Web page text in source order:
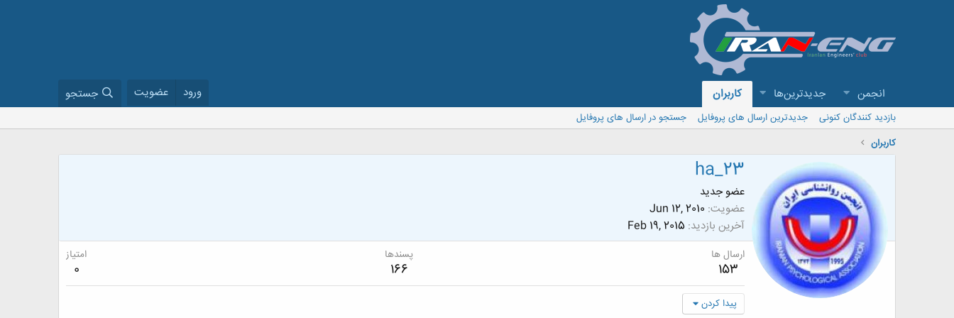
انجمن جدیدترین‌ها کاربران ورود عضویت جستجو
بازدید کنندگان کنونی جدیدترین ارسال های پروفایل
جستجو در ارسال های پروفایل
کاربران
ha_23
عضو جدید
عضویت Jun 12, 2010
آخرین بازدید Feb 19, 2015
ارسال ها
153
پسندها
166
امتیاز
0
پیدا کردن